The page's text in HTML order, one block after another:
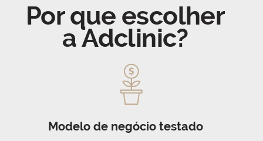
Por que escolher
a Adclinic?
Modelo de negócio testado